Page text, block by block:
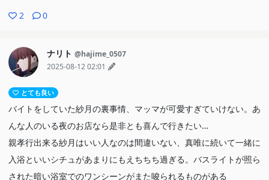
2 0
ナリト @hajime_0507
2025-08-12 02:01
とても良い
バイトをしていた紗月の裏事情、マッマが可愛すぎていけない。あ
んな人のいる夜のお店なら是非とも喜んで行きたい…
親孝行出来る紗月はいい人なのは間違いない、真唯に続いて一緒に
入浴といいシチュがあまりにもえちちち過ぎる。バスライトが照ら
された暗い浴室でのワンシーンがまた唆られるものがある